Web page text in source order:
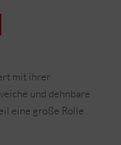
mit ihrer
und dehnbare
eine große Rolle